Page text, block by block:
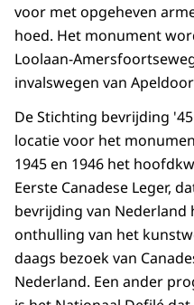
voor met opgeheven
hoed. Het monument
Loolaan-
invalswegen van
De Stichting bevrijding
locatie voor het
1945 en 1946 het
Eerste Canadese Leger,
bevrijding van Nederland
onthulling van het
daags bezoek van
Nederland. Een ander